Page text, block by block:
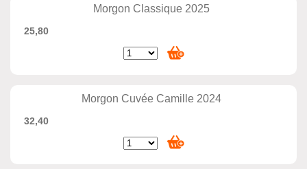
Morgon Classique 2025
25,80
Morgon Cuvée Camille 2024
32,40